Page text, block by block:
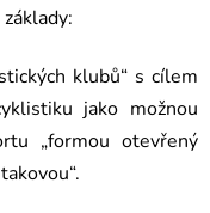
klubů“ s cílem
jako možnou
„formou otevřený